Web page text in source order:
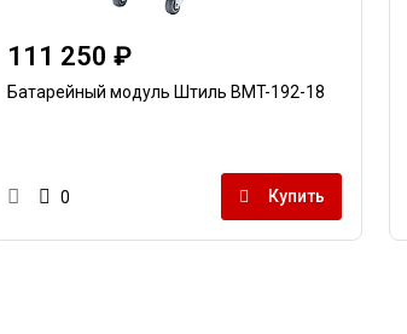
111 250 ₽
Батарейный модуль Штиль BMT-192-18
0 Купить